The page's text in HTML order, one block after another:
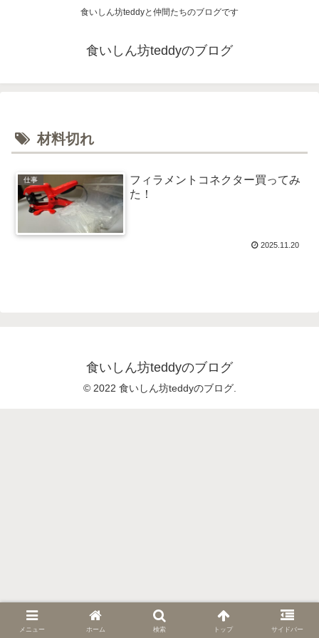
食いしん坊teddyと仲間たちのブログです
食いしん坊teddyのブログ
材料切れ
仕事
フィラメントコネクター買ってみ
た！
2025.11.20
食いしん坊teddyのブログ
© 2022 食いしん坊teddyのブログ.
メニュー ホーム 検索 トップ サイドバー